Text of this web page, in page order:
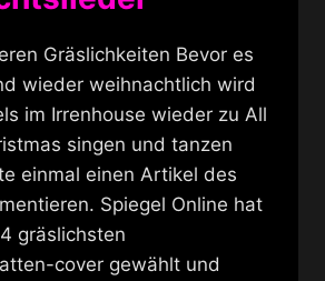
Gräslichkeiten Bevor es
wieder weihnachtlich wird
im Irrenhouse wieder zu All
singen und tanzen
einmal einen Artikel des
Spiegel Online hat
gräslichsten
cover gewählt und